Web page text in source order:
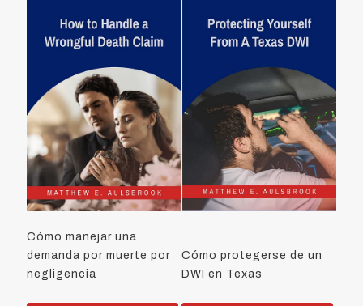
Cómo manejar una
demanda por muerte por
negligencia
Cómo protegerse de un
DWI en Texas